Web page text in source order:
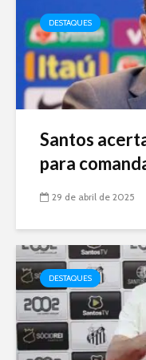
DESTAQUES
Santos
para
29 de abril de 2025
DESTAQUES